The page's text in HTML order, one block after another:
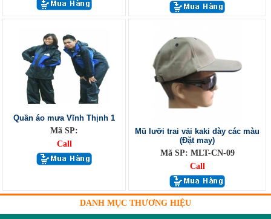
Quần áo mưa Vĩnh Thịnh 1
Mã SP:
Call
Mũ lưỡi trai vải kaki dày các màu
(Đặt may)
Mã SP: MLT-CN-09
Call
DANH MỤC THƯƠNG HIỆU